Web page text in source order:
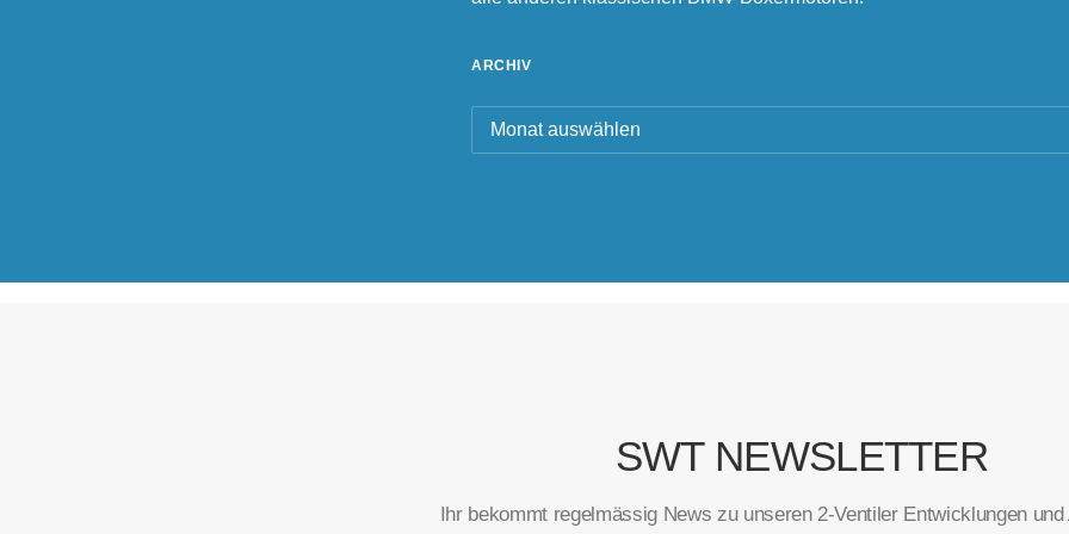
ARCHIV
Archiv
SWT NEWSLETTER
Ihr bekommt regelmässig News zu unseren 2-Ventiler Entwicklungen und